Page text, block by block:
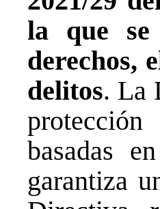
la que se
derechos,
delitos. La
basadas
garantiza